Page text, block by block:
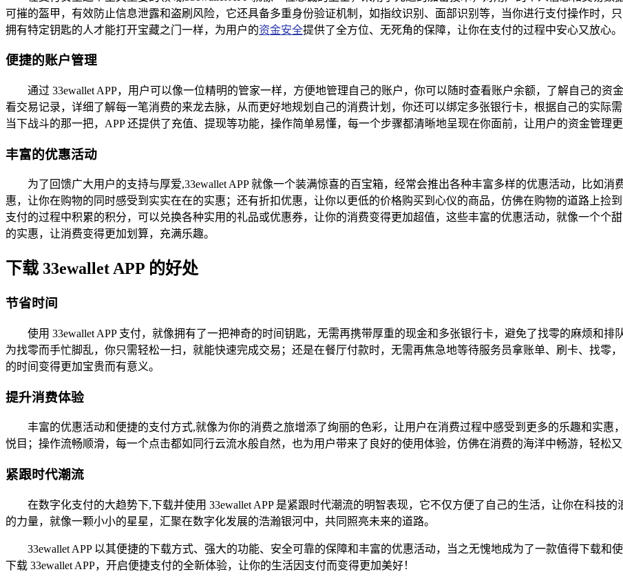
可摧的盔甲，有效防止信息泄露和盗刷风险，它还具备多重身份验证机制，如指纹识别、面部识别等，当你进行支付操作时，
拥有特定钥匙的人才能打开宝藏之门一样，为用户的资金安全提供了全方位、无死角的保障，让你在支付的过程中安心又放心。
便捷的账户管理
通过 33ewallet APP，用户可以像一位精明的管家一样，方便地管理自己的账户，你可以随时查看账户余额，了解自己的
看交易记录，详细了解每一笔消费的来龙去脉，从而更好地规划自己的消费计划，你还可以绑定多张银行卡，根据自己的实际
当下战斗的那一把，APP 还提供了充值、提现等功能，操作简单易懂，每一个步骤都清晰地呈现在你面前，让用户的资金管理
丰富的优惠活动
为了回馈广大用户的支持与厚爱,33ewallet APP 就像一个装满惊喜的百宝箱，经常会推出各种丰富多样的优惠活动，比如
惠，让你在购物的同时感受到实实在在的实惠；还有折扣优惠，让你以更低的价格购买到心仪的商品，仿佛在购物的道路上捡
支付的过程中积累的积分，可以兑换各种实用的礼品或优惠券，让你的消费变得更加超值，这些丰富的优惠活动，就像一个个
的实惠，让消费变得更加划算，充满乐趣。
下载 33ewallet APP 的好处
节省时间
使用 33ewallet APP 支付，就像拥有了一把神奇的时间钥匙，无需再携带厚重的现金和多张银行卡，避免了找零的麻烦和
为找零而手忙脚乱，你只需轻松一扫，就能快速完成交易；还是在餐厅付款时，无需再焦急地等待服务员拿账单、刷卡、找零
的时间变得更加宝贵而有意义。
提升消费体验
丰富的优惠活动和便捷的支付方式,就像为你的消费之旅增添了绚丽的色彩，让用户在消费过程中感受到更多的乐趣和实惠
悦目；操作流畅顺滑，每一个点击都如同行云流水般自然，也为用户带来了良好的使用体验，仿佛在消费的海洋中畅游，轻松又
紧跟时代潮流
在数字化支付的大趋势下,下载并使用 33ewallet APP 是紧跟时代潮流的明智表现，它不仅方便了自己的生活，让你在科技
的力量，就像一颗小小的星星，汇聚在数字化发展的浩瀚银河中，共同照亮未来的道路。
33ewallet APP 以其便捷的下载方式、强大的功能、安全可靠的保障和丰富的优惠活动，当之无愧地成为了一款值得下载
下载 33ewallet APP，开启便捷支付的全新体验，让你的生活因支付而变得更加美好！